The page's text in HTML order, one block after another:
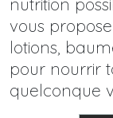
vous
lotions,
pour nourrir
quelconque